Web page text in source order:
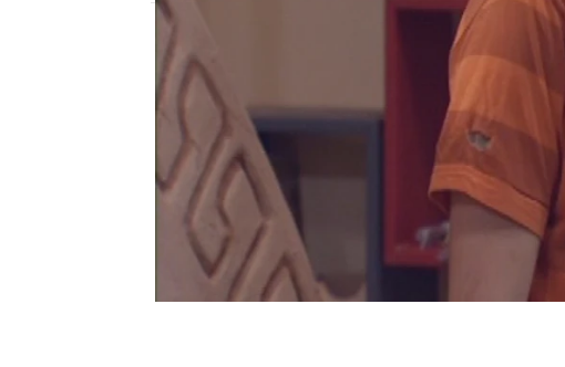
Publicado: 13 de diciembre de 2010, 16:15
Momentazo de Museo Coconut
Museo Coconut